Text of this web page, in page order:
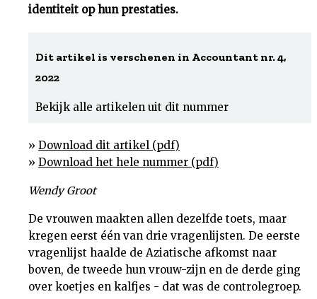
Cijfers
Tuchtrecht
Magazine
Dossiers
Nieuwsbrief
Contact
identiteit op hun prestaties.
Dit artikel is verschenen in Accountant nr. 4,
2022
Bekijk alle artikelen uit dit nummer
» Download dit artikel (pdf)
» Download het hele nummer (pdf)
Wendy Groot
De vrouwen maakten allen dezelfde toets, maar
kregen eerst één van drie vragenlijsten. De eerste
vragenlijst haalde de Aziatische afkomst naar
boven, de tweede hun vrouw-zijn en de derde ging
over koetjes en kalfjes - dat was de controlegroep.